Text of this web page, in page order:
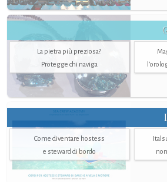
La pietra più preziosa?
Protegge chi naviga
Come diventare hostess
e steward di bordo